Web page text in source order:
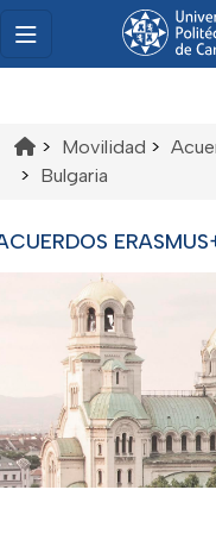
> Movilidad >
> Bulgaria